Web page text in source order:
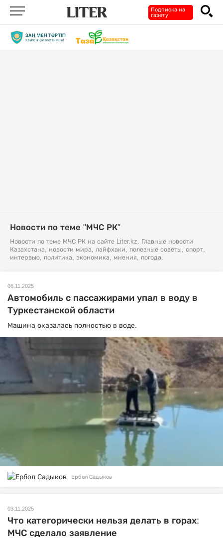
Подписка на
газету
Новости по теме "МЧС РК"
Новости по теме МЧС РК на сайте Liter.kz. Главные новости
Казахстана, новости мира, лайфхаки, полезные советы, спорт,
интервью, политика, экономика, мнения, погода.
06.11.2025
Автомобиль с пассажирами упал в воду в
Туркестанской области
Машина оказалась полностью в воде.
Ербол Садыков
03.11.2025
Что категорически нельзя делать в горах:
МЧС сделало заявление